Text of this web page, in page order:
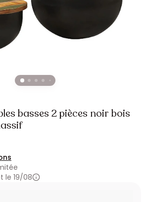
basses 2 pièces noir bois
le 19/08